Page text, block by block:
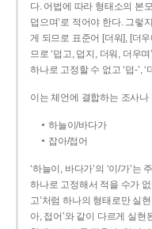
다. 어법에 따라 형태소의 본
덥으며’로 적어야 한다. 그렇
게 되므로 표준어 [더워], [더
므로 ‘덥고, 덥지, 더워, 더우
하나로 고정할 수 없고 ‘덥-’,
이는 체언에 결합하는 조사
하늘이/바다가
잡아/접어
‘하늘이, 바다가’의 ‘이/가’
하나로 고정해서 적을 수가 없
고’처럼 하나의 형태로만 실
아, 접어’와 같이 다르게 실현